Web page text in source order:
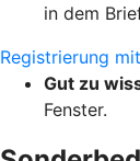
in dem
Registrierung
Gut zu
Fenster.